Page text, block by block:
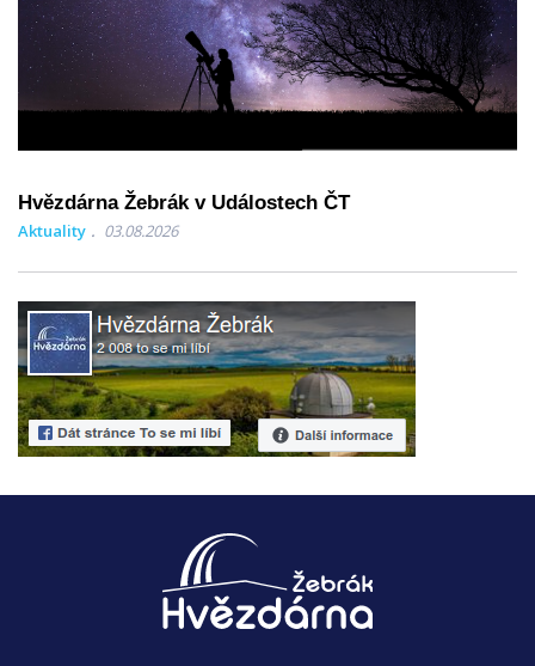
Hvězdárna Žebrák v Událostech ČT
Aktuality 03.08.2026